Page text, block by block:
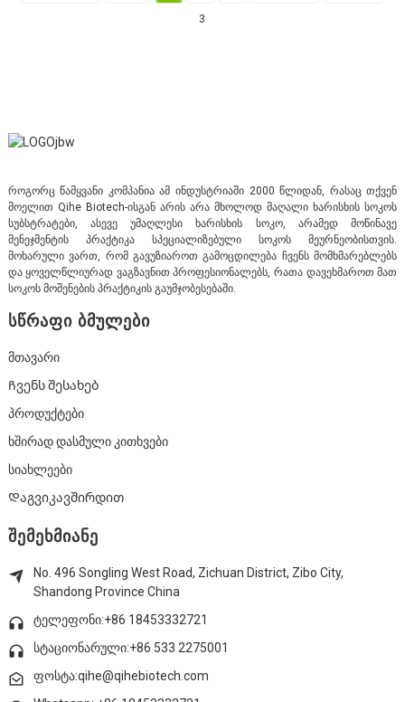
3
როგორც წამყვანი კომპანია ამ ინდუსტრიაში 2000 წლიდან, რასაც თქვენ
მოელით Qihe Biotech-ისგან არის არა მხოლოდ მაღალი ხარისხის სოკოს
სუბსტრატები, ასევე უმაღლესი ხარისხის სოკო, არამედ მოწინავე
მენეჯმენტის პრაქტიკა სპეციალიზებული სოკოს მეურნეობისთვის.
მოხარული ვართ, რომ გავუზიაროთ გამოცდილება ჩვენს მომხმარებლებს
და ყოველწლიურად ვაგზავნით პროფესიონალებს, რათა დავეხმაროთ მათ
სოკოს მოშენების პრაქტიკის გაუმჯობესებაში.
ᲡᲬᲠᲐᲤᲘ ᲑᲛᲣᲚᲔᲑᲘ
Მთავარი
Ჩვენს Შესახებ
Პროდუქტები
Ხშირად Დასმული Კითხვები
Სიახლეები
Დაგვიკავშირდით
ᲨᲔᲛᲔᲮᲛᲘᲐᲜᲔ
No. 496 Songling West Road, Zichuan District, Zibo City,
Shandong Province China
ტელეფონი:+86 18453332721
სტაციონარული:+86 533 2275001
ფოსტა:qihe@qihebiotech.com